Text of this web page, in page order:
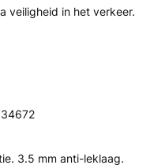
3.5 mm anti-leklaag.
veiligheid in het verkeer.